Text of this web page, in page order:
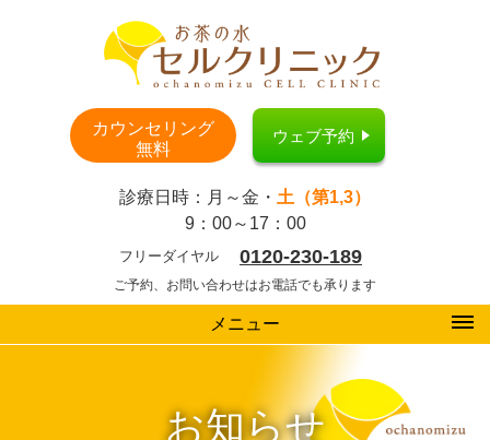
カウンセリング
無料
ウェブ予約
診療日時：月～金・ 土（第1,3）
9：00～17：00
フリーダイヤル 0120-230-189
ご予約、お問い合わせはお電話でも承ります
メニュー
お知らせ